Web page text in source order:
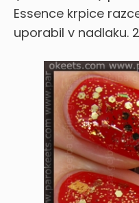
Essence krpice
uporabil v nadlaku.